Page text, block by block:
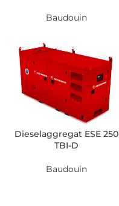
Baudouin
Dieselaggregat ESE 250
TBI-D
Baudouin